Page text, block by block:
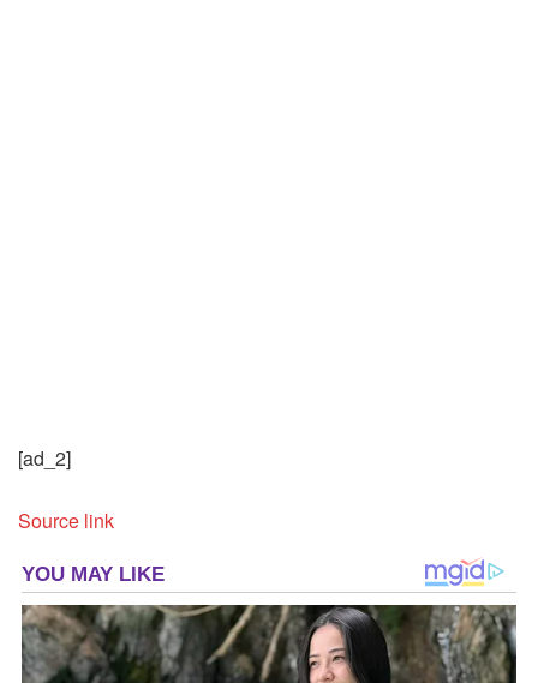
[ad_2]
Source link